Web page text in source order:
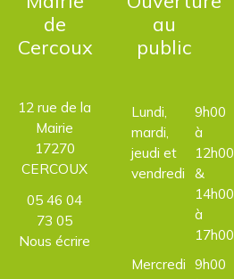
de
Cercoux
12 rue de la
Mairie
17270
CERCOUX
05 46 04
73 05
Nous écrire
au
public
Lundi,
mardi,
jeudi et
vendredi
9h00
à
12h00
&
14h00
à
17h00
Mercredi 9h00